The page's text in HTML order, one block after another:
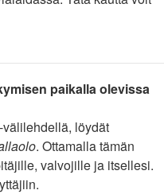
paikalla olevissa
välilehdellä, löydät
. Ottamalla tämän
valvojille ja itsellesi.